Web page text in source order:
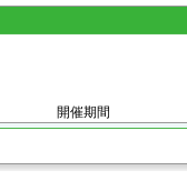
開催期間